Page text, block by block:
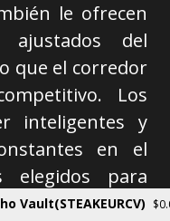
le ofrecen
ajustados del
que el corredor
Los
inteligentes y
en el
elegidos para
ayudarles a
$0.000000